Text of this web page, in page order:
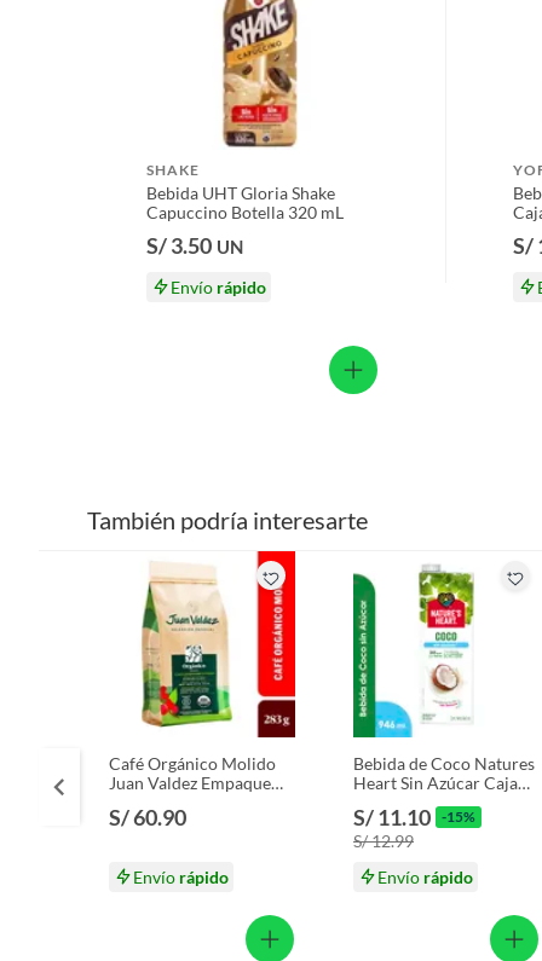
Licores y cigarros electrónicos.
SHAKE
Bebida UHT Gloria Shake
Capuccino Botella 320 mL
S/ 3.50 UN
Envío rápido
S/
También podría interesarte
Café Orgánico Molido
Juan Valdez Empaque
S/ 60.90
Envío rápido
Bebida de Coco Natures
Heart Sin Azúcar Caja
S/ 11.10 -15%
S/ 12.99
Envío rápido